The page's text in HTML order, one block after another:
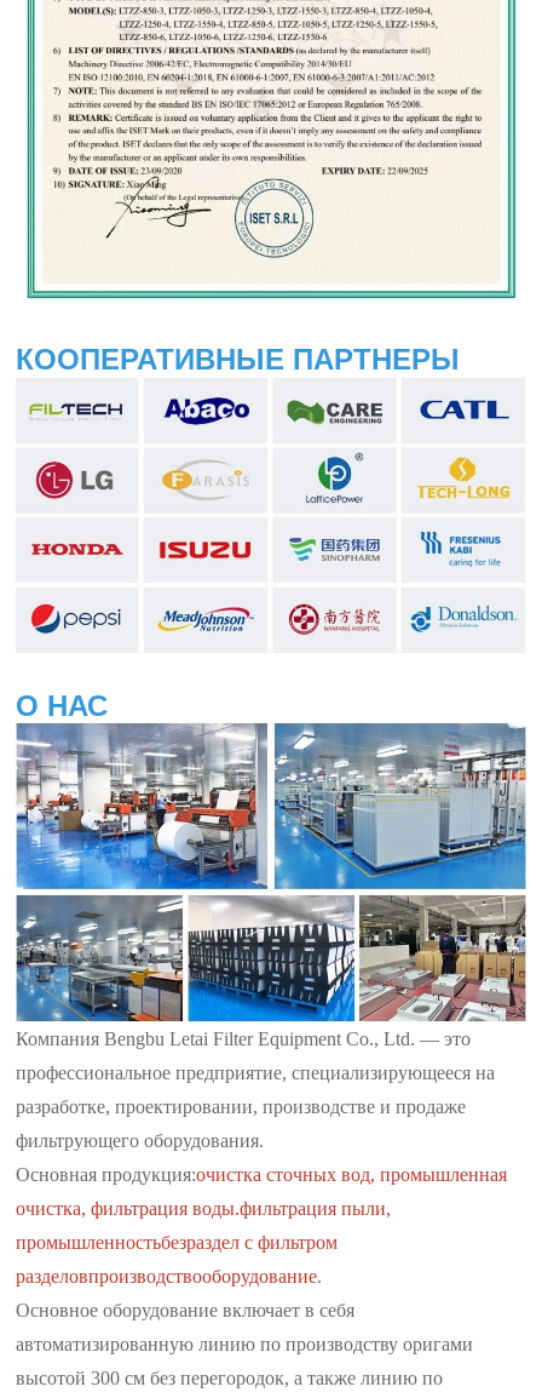
КООПЕРАТИВНЫЕ ПАРТНЕРЫ
О НАС
Компания Bengbu Letai Filter Equipment Co., Ltd. — это
профессиональное предприятие, специализирующееся на
разработке, проектировании, производстве и продаже
фильтрующего оборудования.
Основная продукция:очистка сточных вод, промышленная
очистка, фильтрация воды.фильтрация пыли,
промышленностьбезраздел с фильтром
разделовпроизводствооборудование.
Основное оборудование включает в себя
автоматизированную линию по производству оригами
высотой 300 см без перегородок, а также линию по